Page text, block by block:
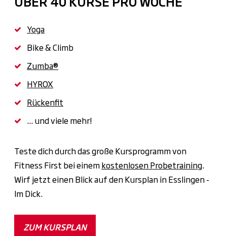
Yoga
Bike & Climb
Zumba®
HYROX
Rückenfit
... und viele mehr!
Teste dich durch das große Kursprogramm von
Fitness First bei einemkostenlosen Probetraining.
Wirf jetzt einen Blick auf den Kursplan in Esslingen -
Im Dick.
ZUM KURSPLAN